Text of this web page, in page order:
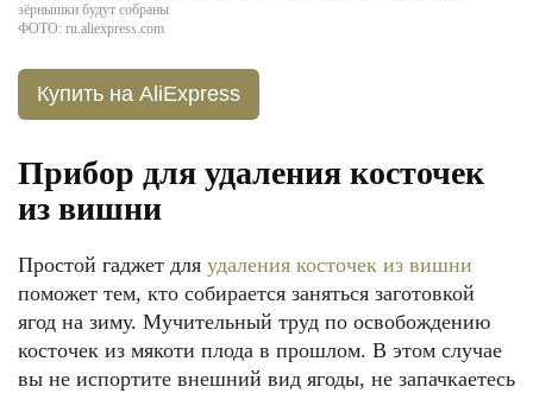
зёрнышки будут собраны
ФОТО: ru.aliexpress.com
Купить на AliExpress
Прибор для удаления косточек
из вишни
Простой гаджет для удаления косточек из вишни
поможет тем, кто собирается заняться заготовкой
ягод на зиму. Мучительный труд по освобождению
косточек из мякоти плода в прошлом. В этом случае
вы не испортите внешний вид ягоды, не запачкаетесь